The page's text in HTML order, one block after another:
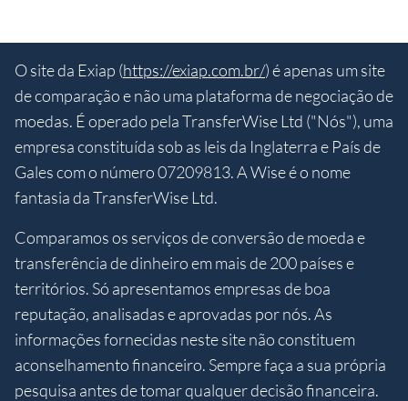
O site da Exiap (https://exiap.com.br/) é apenas um site
de comparação e não uma plataforma de negociação de
moedas. É operado pela TransferWise Ltd ("Nós"), uma
empresa constituída sob as leis da Inglaterra e País de
Gales com o número 07209813. A Wise é o nome
fantasia da TransferWise Ltd.
Comparamos os serviços de conversão de moeda e
transferência de dinheiro em mais de 200 países e
territórios. Só apresentamos empresas de boa
reputação, analisadas e aprovadas por nós. As
informações fornecidas neste site não constituem
aconselhamento financeiro. Sempre faça a sua própria
pesquisa antes de tomar qualquer decisão financeira.